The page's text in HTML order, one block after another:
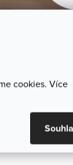
cookies. Více
a
mikročástic.